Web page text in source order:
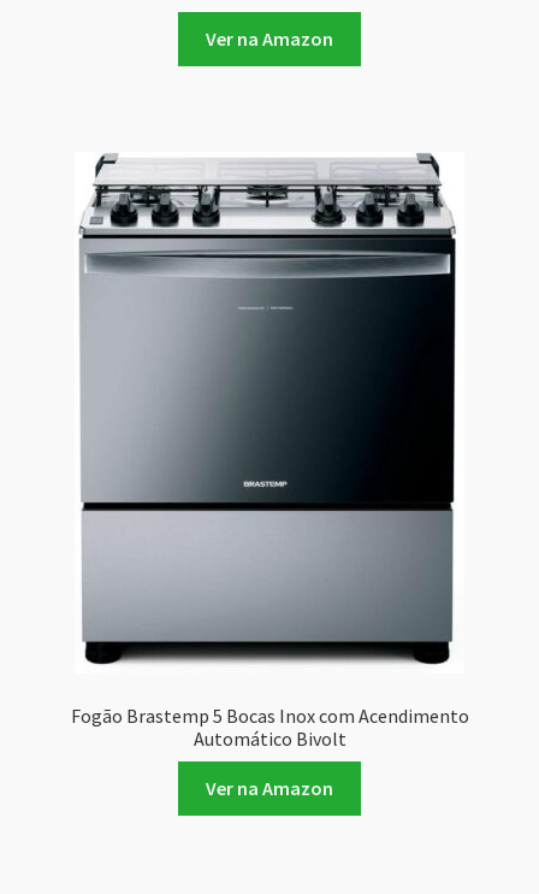
Ver na Amazon
Fogão Brastemp 5 Bocas Inox com Acendimento
Automático Bivolt
Ver na Amazon